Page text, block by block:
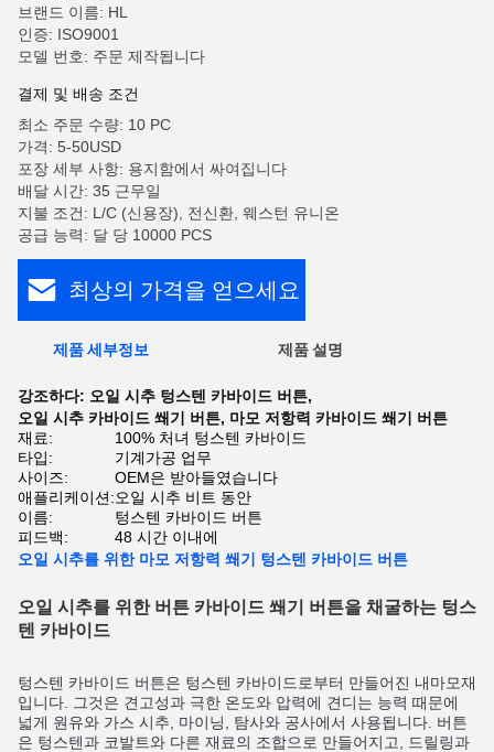
브랜드 이름: HL
인증: ISO9001
모델 번호: 주문 제작됩니다
결제 및 배송 조건
최소 주문 수량: 10 PC
가격: 5-50USD
포장 세부 사항: 용지함에서 싸여집니다
배달 시간: 35 근무일
지불 조건: L/C (신용장), 전신환, 웨스턴 유니온
공급 능력: 달 당 10000 PCS
최상의 가격을 얻으세요
제품 세부정보 제품 설명
강조하다: 오일 시추 텅스텐 카바이드 버튼,
오일 시추 카바이드 쐐기 버튼, 마모 저항력 카바이드 쐐기 버튼
재료:
100% 처녀 텅스텐 카바이드
타입:
기계가공 업무
사이즈:
OEM은 받아들였습니다
애플리케이션:오일 시추 비트 동안
이름:
텅스텐 카바이드 버튼
피드백:
48 시간 이내에
오일 시추를 위한 마모 저항력 쐐기 텅스텐 카바이드 버튼
오일 시추를 위한 버튼 카바이드 쐐기 버튼을 채굴하는 텅스
텐 카바이드
텅스텐 카바이드 버튼은 텅스텐 카바이드 로부터 만들어진 내마모재
입니다
그것은 견고성과 극한 온도와 압력에 견디는 능력 때문에
넓게 원유와 가스 시추 마이닝 탐사와 공사에서 사용됩니다 버튼
은 텅스텐과 코발트와 다른 재료의 조합으로 만들어지 고 드릴링과